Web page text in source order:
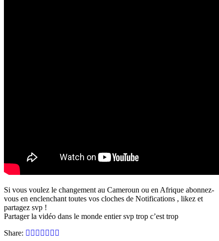
Si vous voulez le changement au Cameroun ou en Afrique abonnez-
vous en enclenchant toutes vos cloches de Notifications , likez et
partagez svp !
Partager la vidéo dans le monde entier svp trop c’est trop
Share: